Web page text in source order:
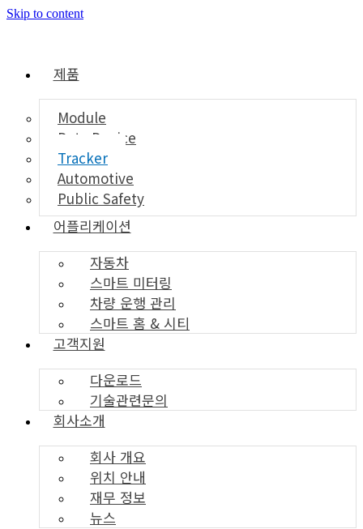
Skip to content
제품
Module
Data Device
Tracker
Automotive
Public Safety
어플리케이션
자동차
스마트 미터링
차량 운행 관리
스마트 홈 & 시티
고객지원
다운로드
기술관련문의
회사소개
회사 개요
위치 안내
재무 정보
뉴스